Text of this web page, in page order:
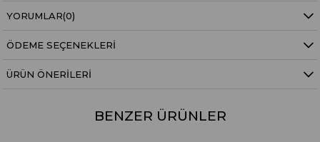
YORUMLAR(0)
ÖDEME SEÇENEKLERI
ÜRÜN ÖNERILERI
BENZER ÜRÜNLER